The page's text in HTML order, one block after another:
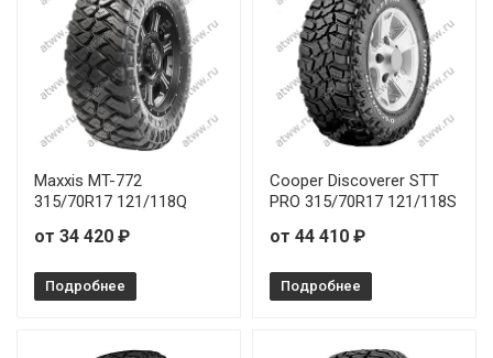
Maxxis MT-772
315/70R17 121/118Q
от 34 420 ₽
Подробнее
Cooper Discoverer STT
PRO 315/70R17 121/118S
от 44 410 ₽
Подробнее